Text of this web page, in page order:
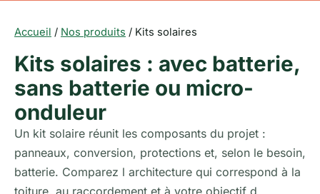
NOS SERVICES
ÉTUDE PHOTOVOLTAÏQUE
INSTALLATION
NOS RÉALISATIONS
MAGASIN
Accueil / Nos produits / Kits solaires
Kits solaires : avec batterie,
sans batterie ou micro-
onduleur
Un kit solaire réunit les composants du projet :
panneaux, conversion, protections et, selon le besoin,
batterie. Comparez l architecture qui correspond à la
toiture, au raccordement et à votre objectif d